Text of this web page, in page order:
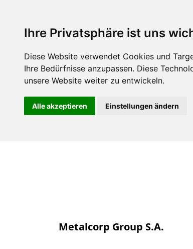
Ihre Privatsphäre ist uns
Diese Website verwendet Cookies und
Ihre Bedürfnisse anzupassen. Diese
unsere Website weiter zu entwickeln.
Alle akzeptieren Einstellungen ändern
Metalcorp Group S.A.